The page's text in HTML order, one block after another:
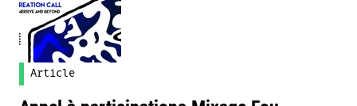
Article